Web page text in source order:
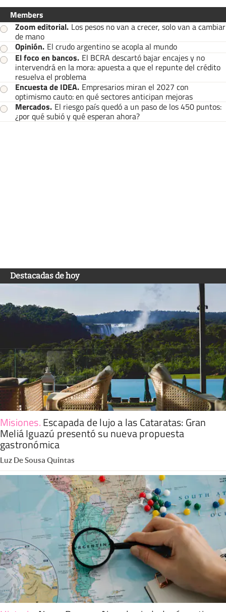
Members
Zoom editorial. Los pesos no van a crecer, solo van a cambiar
de mano
Opinión. El crudo argentino se acopla al mundo
El foco en bancos. El BCRA descartó bajar encajes y no
intervendrá en la mora: apuesta a que el repunte del crédito
resuelva el problema
Encuesta de IDEA. Empresarios miran el 2027 con
optimismo cauto: en qué sectores anticipan mejoras
Mercados. El riesgo país quedó a un paso de los 450 puntos:
¿por qué subió y qué esperan ahora?
Destacadas de hoy
Misiones.Escapada de lujo a las Cataratas: Gran
Meliá Iguazú presentó su nueva propuesta
gastronómica
Luz De Sousa Quintas